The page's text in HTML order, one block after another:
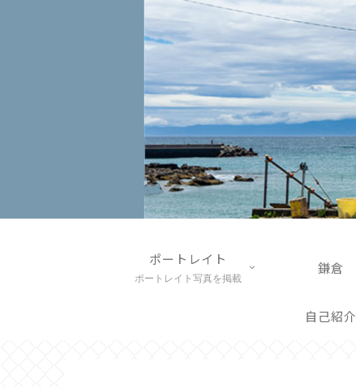
ポートレイト
ポートレイト写真を掲載
鎌倉
自己紹介